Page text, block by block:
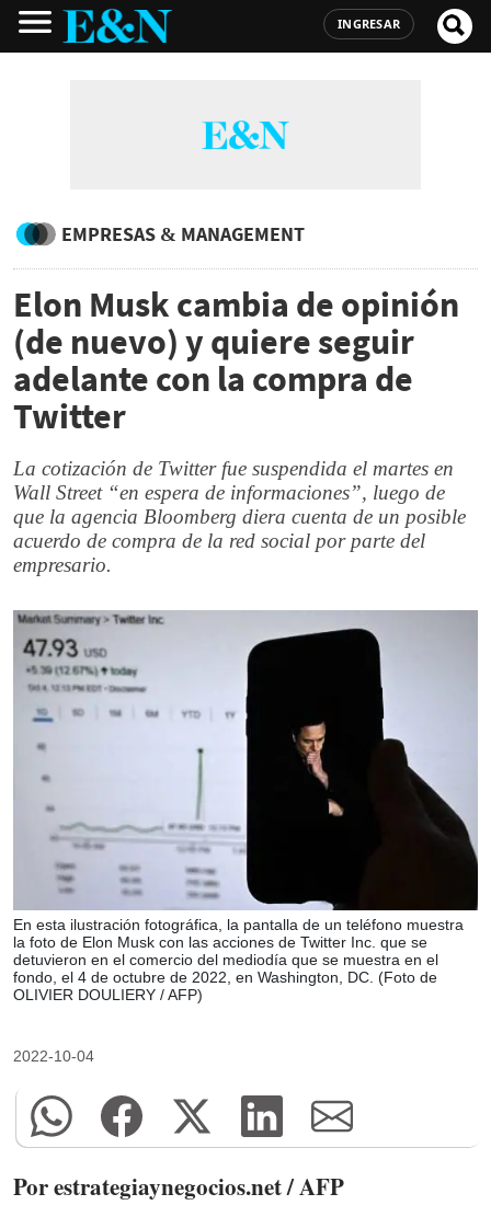
INGRESAR
EMPRESAS & MANAGEMENT
Elon Musk cambia de opinión
(de nuevo) y quiere seguir
adelante con la compra de
Twitter
La cotización de Twitter fue suspendida el martes en
Wall Street “en espera de informaciones”, luego de
que la agencia Bloomberg diera cuenta de un posible
acuerdo de compra de la red social por parte del
empresario.
En esta ilustración fotográfica, la pantalla de un teléfono muestra
la foto de Elon Musk con las acciones de Twitter Inc. que se
detuvieron en el comercio del mediodía que se muestra en el
fondo, el 4 de octubre de 2022, en Washington, DC. (Foto de
OLIVIER DOULIERY / AFP)
2022-10-04
Por estrategiaynegocios.net / AFP